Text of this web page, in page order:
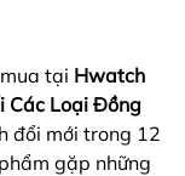
tại Hwatch
Các Loại Đồng
đổi mới trong 12
gặp những